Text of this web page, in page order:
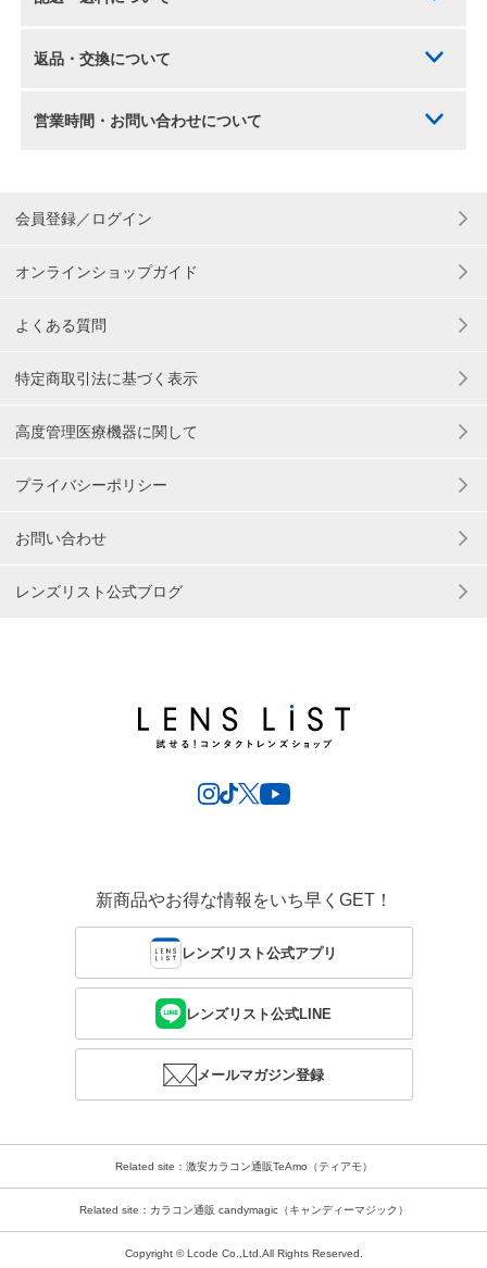
返品・交換について
営業時間・お問い合わせについて
会員登録／ログイン
オンラインショップガイド
よくある質問
特定商取引法に基づく表示
高度管理医療機器に関して
プライバシーポリシー
お問い合わせ
レンズリスト公式ブログ
新商品やお得な情報をいち早くGET！
レンズリスト公式アプリ
レンズリスト公式LINE
メールマガジン登録
Related site：激安カラコン通販TeAmo（ティアモ）
Related site：カラコン通販 candymagic（キャンディーマジック）
Copyright © Lcode Co.,Ltd.All Rights Reserved.